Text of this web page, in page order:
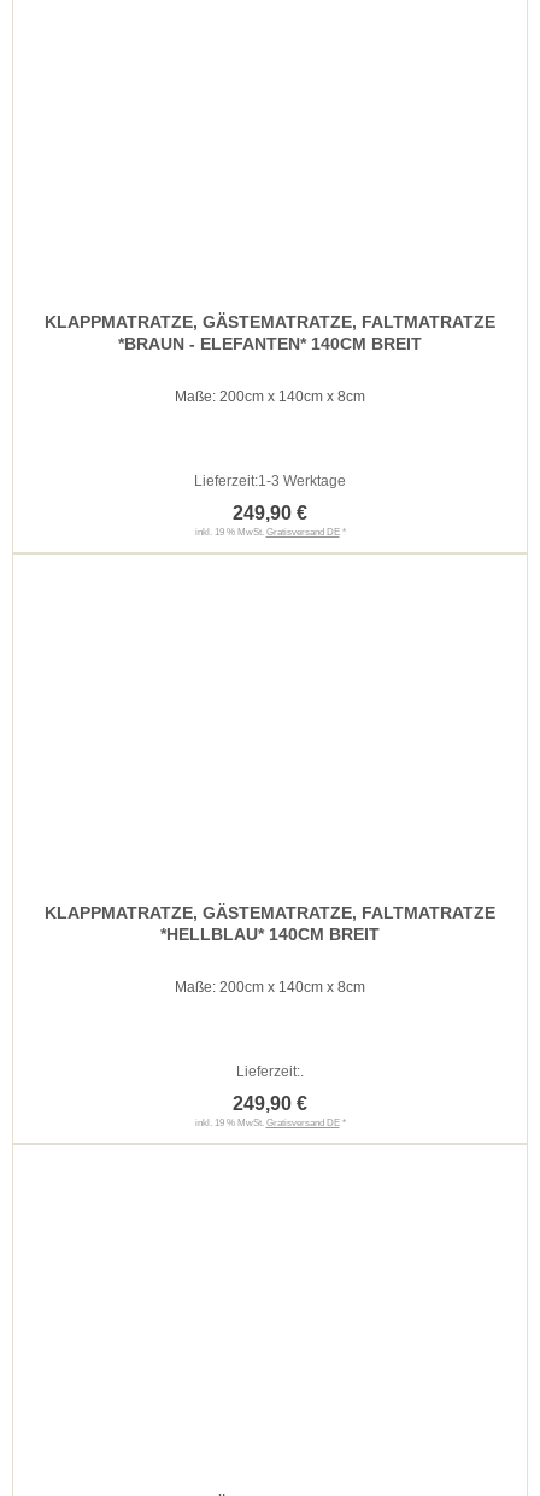
KLAPPMATRATZE, GÄSTEMATRATZE, FALTMATRATZE
*BRAUN - ELEFANTEN* 140CM BREIT
Maße: 200cm x 140cm x 8cm
Lieferzeit:1-3 Werktage
249,90 €
inkl. 19 % MwSt. Gratisversand DE*
KLAPPMATRATZE, GÄSTEMATRATZE, FALTMATRATZE
*HELLBLAU* 140CM BREIT
Maße: 200cm x 140cm x 8cm
Lieferzeit:.
249,90 €
inkl. 19 % MwSt. Gratisversand DE*